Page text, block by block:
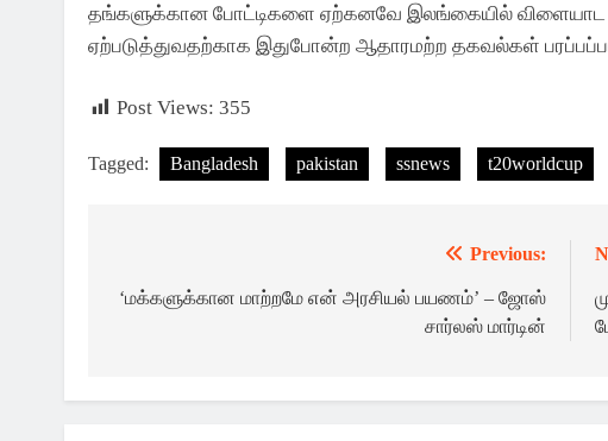
தங்களுக்கான போட்டிகளை ஏற்கனவே இலங்கையில் விளையாட
ஏற்படுத்துவதற்காக இதுபோன்ற ஆதாரமற்ற தகவல்கள்
Post Views: 355
Tagged: Bangladesh pakistan ssnews t20worldcup
navigation
Previous:
‘மக்களுக்கான மாற்றமே என் அரசியல் பயணம்’ – ஜோஸ்
சார்லஸ் மார்டின்